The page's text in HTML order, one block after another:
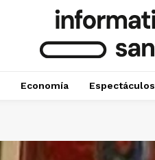
Economía Espectáculos